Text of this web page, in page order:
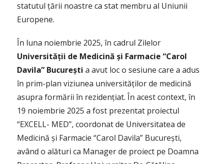
statutul țării noastre ca stat membru al Uniunii
Europene.
În luna noiembrie 2025, în cadrul Zilelor
Universității de Medicină și Farmacie “Carol
Davila” București a avut loc o sesiune care a adus
în prim-plan viziunea universităților de medicină
asupra formării în rezidențiat. În acest context, în
19 noiembrie 2025 a fost prezentat proiectul
“EXCELL- MED”, coordonat de Universitatea de
Medicină și Farmacie “Carol Davila” București,
având o alături ca Manager de proiect pe Doamna